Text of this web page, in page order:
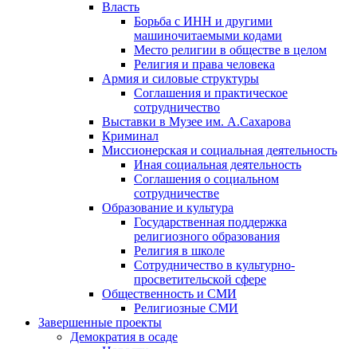
Власть
Борьба с ИНН и другими
машиночитаемыми кодами
Место религии в обществе в целом
Религия и права человека
Армия и силовые структуры
Соглашения и практическое
сотрудничество
Выставки в Музее им. А.Сахарова
Криминал
Миссионерская и социальная деятельность
Иная социальная деятельность
Соглашения о социальном
сотрудничестве
Образование и культура
Государственная поддержка
религиозного образования
Религия в школе
Сотрудничество в культурно-
просветительской сфере
Общественность и СМИ
Религиозные СМИ
Завершенные проекты
Демократия в осаде